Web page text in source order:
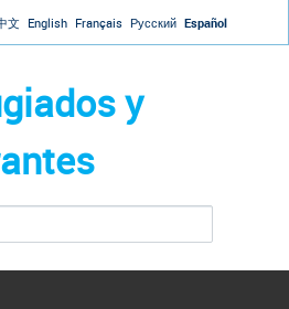
to navigation
文 English Français Русский Español
y